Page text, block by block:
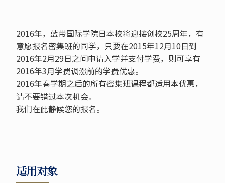
2016年，蓝带国际学院日本校将迎接创校25周年，有
意愿报名密集班的同学，只要在2015年12月10日到
2016年2月29日之间申请入学并支付学费，则可享有
2016年3月学费调涨前的学费优惠。
2016年春学期之后的所有密集班课程都适用本优惠，
请不要错过本次机会。
我们在此静候您的报名。
适用对象